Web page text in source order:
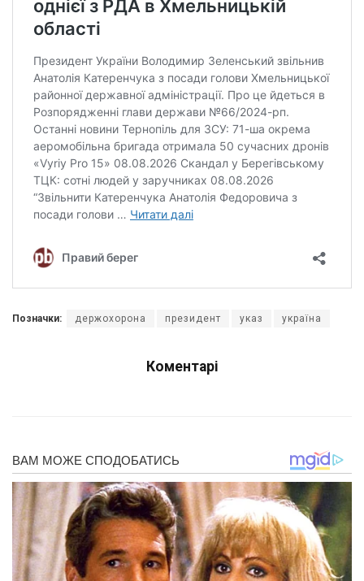
Позначки: держохорона президент указ україна
Коментарі